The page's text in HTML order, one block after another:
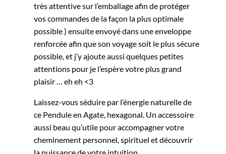
très attentive sur l’emballage afin de protéger
vos commandes de la façon la plus optimale
possible ) ensuite envoyé dans une enveloppe
renforcée afin que son voyage soit le plus sécure
possible, et j’y ajoute aussi quelques petites
attentions pour je l’espère votre plus grand
plaisir … eh eh <3
Laissez-vous séduire par l’énergie naturelle de
ce Pendule en Agate, hexagonal. Un accessoire
aussi beau qu’utile pour accompagner votre
cheminement personnel, spirituel et découvrir
la puissance de votre intuition.